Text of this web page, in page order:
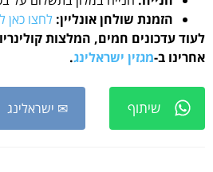
הזמנת שולחן אונליין: לחצו
לעוד עדכונים חמים, המלצות
אחרינו ב-מגזין ישראלינג.
שיתוף ✉ ישראלינג